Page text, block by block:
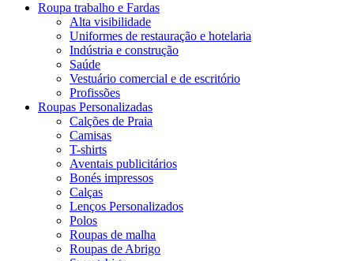
Roupa trabalho e Fardas
Alta visibilidade
Uniformes de restauração e hotelaria
Indústria e construção
Saúde
Vestuário comercial e de escritório
Profissões
Roupas Personalizadas
Calções de Praia
Camisas
T-shirts
Aventais publicitários
Bonés impressos
Calças
Lenços Personalizados
Polos
Roupas de malha
Roupas de Abrigo